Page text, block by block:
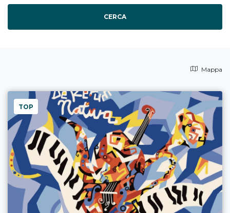
CERCA
Mappa
TOP